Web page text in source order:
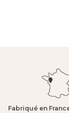
Fabriqué en